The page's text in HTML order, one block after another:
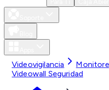
Videovigilancia
Videowall Seguridad